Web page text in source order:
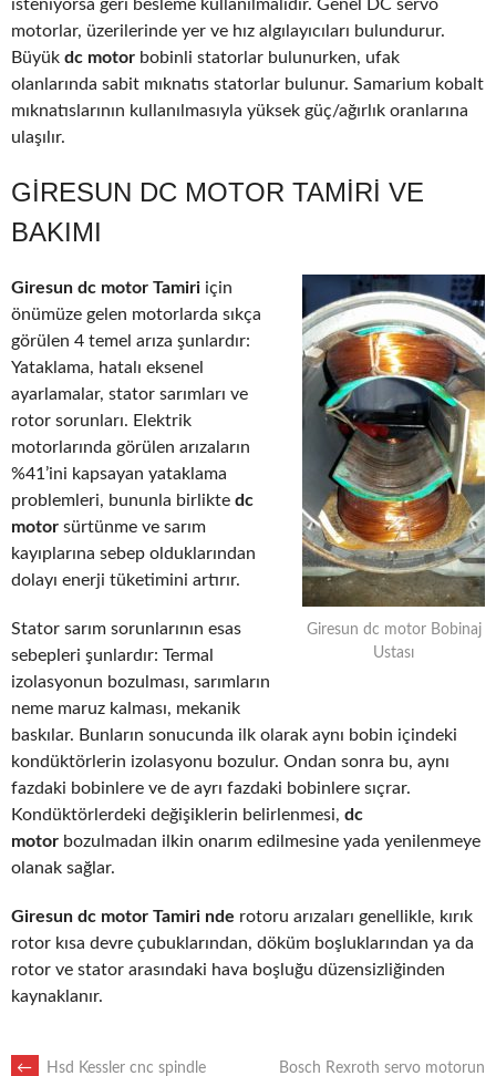
isteniyorsa geri besleme kullanılmalıdır. Genel DC servo
motorlar, üzerilerinde yer ve hız algılayıcıları bulundurur.
Büyük dc motor bobinli statorlar bulunurken, ufak
olanlarında sabit mıknatıs statorlar bulunur. Samarium kobalt
mıknatıslarının kullanılmasıyla yüksek güç/ağırlık oranlarına
ulaşılır.
GIRESUN DC MOTOR TAMIRI VE
BAKIMI
Giresun dc motor Bobinaj
Ustası
Giresun dc motor Tamiri için
önümüze gelen motorlarda sıkça
görülen 4 temel arıza şunlardır:
Yataklama, hatalı eksenel
ayarlamalar, stator sarımları ve
rotor sorunları. Elektrik
motorlarında görülen arızaların
%41’ini kapsayan yataklama
problemleri, bununla birlikte dc
motor sürtünme ve sarım
kayıplarına sebep olduklarından
dolayı enerji tüketimini artırır.
Stator sarım sorunlarının esas
sebepleri şunlardır: Termal
izolasyonun bozulması, sarımların
neme maruz kalması, mekanik
baskılar. Bunların sonucunda ilk olarak aynı bobin içindeki
kondüktörlerin izolasyonu bozulur. Ondan sonra bu, aynı
fazdaki bobinlere ve de ayrı fazdaki bobinlere sıçrar.
Kondüktörlerdeki değişiklerin belirlenmesi, dc
motor bozulmadan ilkin onarım edilmesine yada yenilenmeye
olanak sağlar.
Giresun dc motor Tamiri nde rotoru arızaları genellikle, kırık
rotor kısa devre çubuklarından, döküm boşluklarından ya da
rotor ve stator arasındaki hava boşluğu düzensizliğinden
kaynaklanır.
←
Hsd Kessler cnc spindle
Bosch Rexroth servo motorun